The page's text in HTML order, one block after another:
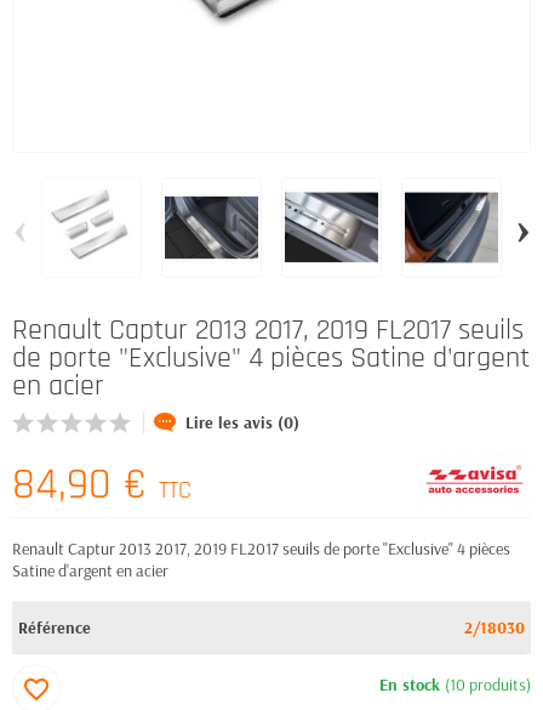
‹ ›
Renault Captur 2013 2017, 2019 FL2017 seuils
de porte "Exclusive" 4 pièces Satine d'argent
en acier
Lire les avis (0)
84,90 € TTC
Renault Captur 2013 2017, 2019 FL2017 seuils de porte "Exclusive" 4 pièces
Satine d'argent en acier
Référence 2/18030
En stock (10 produits)
favorite_border